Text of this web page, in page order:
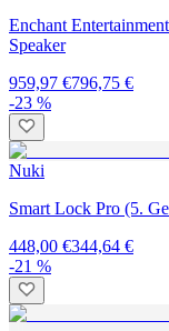
Enchant
Speaker
959,97 €796,75 €
-23 %
Nuki
Smart Lock Pro (5.
448,00 €344,64 €
-21 %